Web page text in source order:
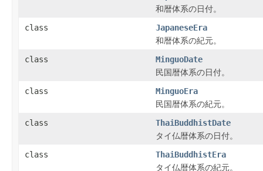
和暦体系の日付。
class
JapaneseEra
和暦体系の紀元。
class
MinguoDate
民国暦体系の日付。
class
MinguoEra
民国暦体系の紀元。
class
ThaiBuddhistDate
タイ仏暦体系の日付。
class
ThaiBuddhistEra
タイ仏暦体系の紀元。